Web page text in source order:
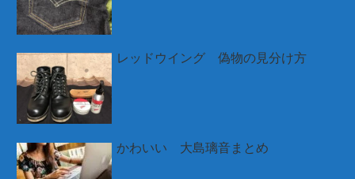
レッドウイング 偽物の見分け方
かわいい 大島璃音まとめ